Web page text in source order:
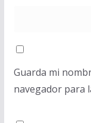
Guarda mi
navegador para